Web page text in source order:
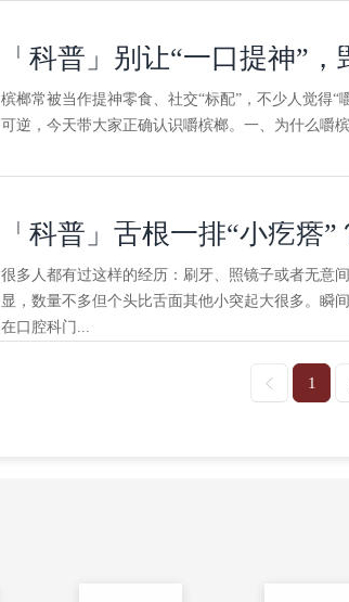
「科普」别让“一口提神”
槟榔常被当作提神零食、社交“标配”，不少人觉得
可逆，今天带大家正确认识嚼槟榔。一、为什么嚼
「科普」舌根一排“小疙瘩
很多人都有过这样的经历：刷牙、照镜子或者无意
显，数量不多但个头比舌面其他小突起大很多。瞬
在口腔科门...
1